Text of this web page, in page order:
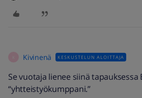
Kivinenä KESKUSTELUN ALOITTAJA
Se vuotaja lienee siinä tapauksessa
“yhtteistyökumppani.”